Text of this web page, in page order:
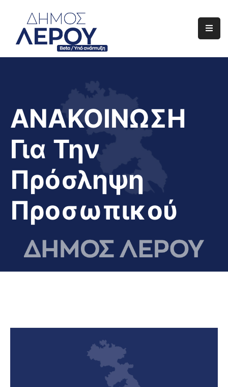
Αρχική
Διαφάνεια
Νησί
Μας
ΑΝΑΚΟΙΝΩΣΗ
Για Την
Πρόσληψη
Προσωπικού